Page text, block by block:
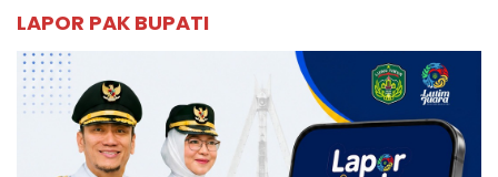
LAPOR PAK BUPATI